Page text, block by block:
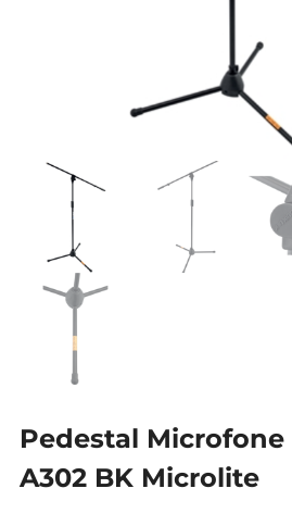
Pedestal
A302 BK Microlite